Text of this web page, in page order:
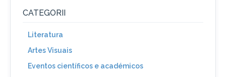
CATEGORII
Literatura
Artes Visuais
Eventos científicos e académicos